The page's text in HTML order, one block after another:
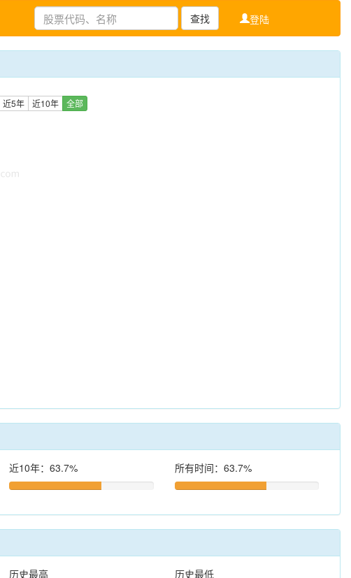
登陆
查找
近5年 近10年 全部
近10年：63.7% 所有时间：63.7%
历史最高 历史最低